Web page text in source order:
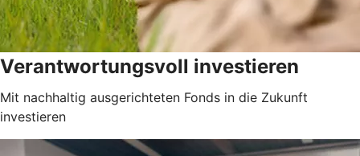
Verantwortungsvoll investieren
Mit nachhaltig ausgerichteten Fonds in die Zukunft
investieren